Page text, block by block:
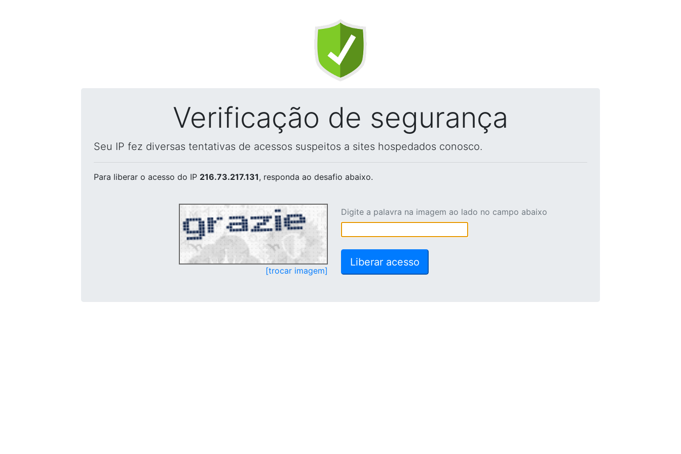
Verificação de segurança
Seu IP fez diversas tentativas de acessos suspeitos a sites hospedados conosco.
Para liberar o acesso do IP 216.73.217.131, responda ao desafio abaixo.
[trocar imagem]
Digite a palavra na imagem ao lado no campo abaixo